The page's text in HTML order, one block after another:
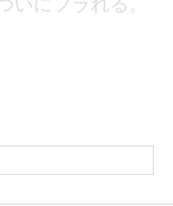
いにフラれる。